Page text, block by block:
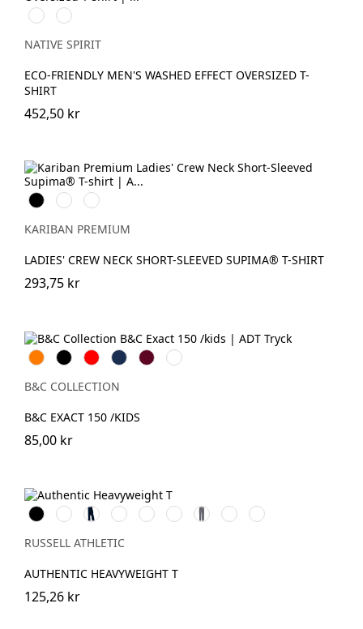
Washed
Black
Washed
Navy
Blue
NATIVE SPIRIT
ECO-FRIENDLY MEN'S WASHED EFFECT OVERSIZED T-
SHIRT
452,50 kr
Svart Vit
Deep
Navy
KARIBAN PREMIUM
LADIES' CREW NECK SHORT-SLEEVED SUPIMA® T-SHIRT
293,75 kr
Orange
Svart Röd Navy Burgundy
Bottle
Green
B&C COLLECTION
B&C EXACT 150 /KIDS
85,00 kr
BlackWhiteFrench
Navy
Bright
Royal
Classic
Red
Tan
Convoy
Grey
Sport
Heather
Petrol
Blue
RUSSELL ATHLETIC
AUTHENTIC HEAVYWEIGHT T
125,26 kr